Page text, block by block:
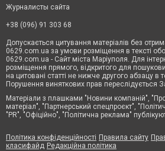
Журналисты сайта
+38 (096) 91 303 68
Допускається цитування матеріалів без
0629.com.ua за умови розміщення в тексті
0629.com.ua - Сайт міста Маріуполя. Для
розміщення прямого, відкритого для
на цитовані статті не нижче другого абзацу в
Порушення виняткових прав переслідується
Матеріали з плашками "Новини компаній",
матеріал", "Партнерський спецпроєкт",
"PR", "Офіційно", "Політична реклама"
Політика конфіденційності Правила сайту
класифайд Редакційна політика